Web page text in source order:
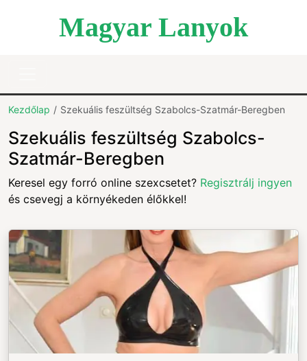
Magyar Lanyok
Kezdőlap Szekuális feszültség Szabolcs-Szatmár-Beregben
Szekuális feszültség Szabolcs-
Szatmár-Beregben
Keresel egy forró online szexcsetet? Regisztrálj ingyen
és csevegj a környékeden élőkkel!